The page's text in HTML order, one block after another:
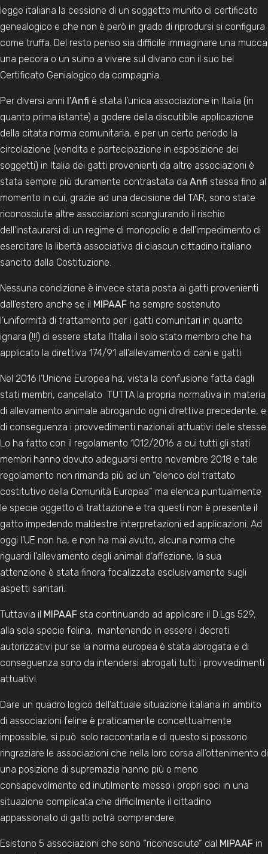
legge italiana la cessione di un soggetto munito di certificato
genealogico e che non è però in grado di riprodursi si configura
come truffa. Del resto penso sia difficile immaginare una mucca
una pecora o un suino a vivere sul divano con il suo bel
Certificato Genialogico da compagnia.
Per diversi anni l’Anfi è stata l’unica associazione in Italia (in
quanto prima istante) a godere della discutibile applicazione
della citata norma comunitaria, e per un certo periodo la
circolazione (vendita e partecipazione in esposizione dei
soggetti) in Italia dei gatti provenienti da altre associazioni è
stata sempre più duramente contrastata da Anfi stessa fino al
momento in cui, grazie ad una decisione del TAR, sono state
riconosciute altre associazioni scongiurando il rischio
dell’instaurarsi di un regime di monopolio e dell’impedimento di
esercitare la libertà associativa di ciascun cittadino italiano
sancito dalla Costituzione.
Nessuna condizione è invece stata posta ai gatti provenienti
dall’estero anche se il MIPAAF ha sempre sostenuto
l’uniformità di trattamento per i gatti comunitari in quanto
ignara (!!!) di essere stata l’Italia il solo stato membro che ha
applicato la direttiva 174/91 all’allevamento di cani e gatti.
Nel 2016 l’Unione Europea ha, vista la confusione fatta dagli
stati membri, cancellato TUTTA la propria normativa in materia
di allevamento animale abrogando ogni direttiva precedente, e
di conseguenza i provvedimenti nazionali attuativi delle stesse.
Lo ha fatto con il regolamento 1012/2016 a cui tutti gli stati
membri hanno dovuto adeguarsi entro novembre 2018 e tale
regolamento non rimanda più ad un “elenco del trattato
costitutivo della Comunità Europea” ma elenca puntualmente
le specie oggetto di trattazione e tra questi non è presente il
gatto impedendo maldestre interpretazioni ed applicazioni. Ad
oggi l’UE non ha, e non ha mai avuto, alcuna norma che
riguardi l’allevamento degli animali d’affezione, la sua
attenzione è stata finora focalizzata esclusivamente sugli
aspetti sanitari.
Tuttavia il MIPAAF sta continuando ad applicare il D.Lgs 529,
alla sola specie felina, mantenendo in essere i decreti
autorizzativi pur se la norma europea è stata abrogata e di
conseguenza sono da intendersi abrogati tutti i provvedimenti
attuativi.
Dare un quadro logico dell’attuale situazione italiana in ambito
di associazioni feline è praticamente concettualmente
impossibile, si può solo raccontarla e di questo si possono
ringraziare le associazioni che nella loro corsa all’ottenimento di
una posizione di supremazia hanno più o meno
consapevolmente ed inutilmente messo i propri soci in una
situazione complicata che difficilmente il cittadino
appassionato di gatti potrà comprendere.
Esistono 5 associazioni che sono “riconosciute” dal MIPAAF in